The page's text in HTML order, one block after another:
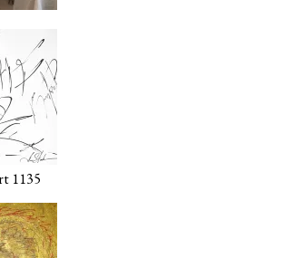
1135